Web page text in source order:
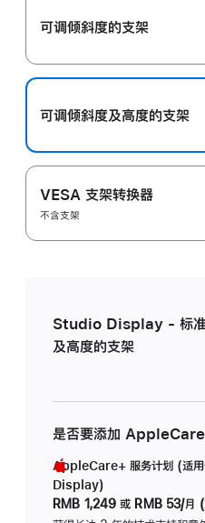
可调倾斜度的支架
可调倾斜度及高‍度的支‍架
VESA 支架转换器
不含支架
Studio Display - 标准
及高度的支架
是否要添加
AppleCare+ 服务计划 (适
Display)
RMB 1,249 或 RMB 53/月